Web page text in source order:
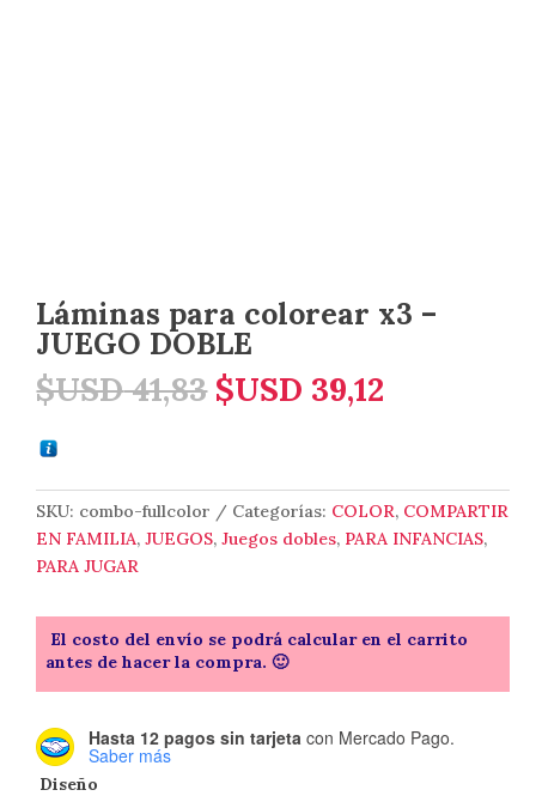
Láminas para colorear x3 –
JUEGO DOBLE
$USD41,83 El
precio
era:
$USD 41,83.
$USD 39,12
es:
$USD
SKU: combo-fullcolor Categorías: COLOR, COMPARTIR
EN FAMILIA,JUEGOS,Juegos dobles, PARA INFANCIAS,
PARA JUGAR
El costo del envío se podrá calcular en el carrito
antes de hacer la compra. 🙂
Hasta 12 pagos sin tarjeta con Mercado Pago.
Saber más
Diseño